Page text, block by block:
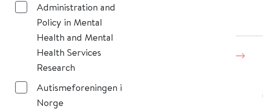
Administration and
Policy in Mental
Health and Mental
Health Services
Research
Autismeforeningen i
Norge